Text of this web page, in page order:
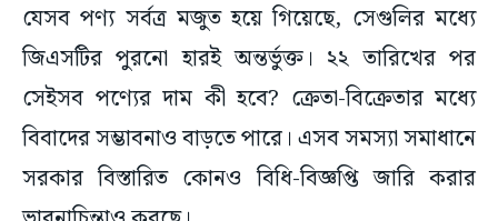
যেসব পণ্য সর্বত্র মজুত হয়ে গিয়েছে, সেগুলির মধ্যে
জিএসটির পুরনো হারই অন্তর্ভুক্ত। ২২ তারিখের পর
সেইসব পণ্যের দাম কী হবে? ক্রেতা-বিক্রেতার মধ্যে
বিবাদের সম্ভাবনাও বাড়তে পারে। এসব সমস্যা সমাধানে
সরকার বিস্তারিত কোনও বিধি-বিজ্ঞপ্তি জারি করার